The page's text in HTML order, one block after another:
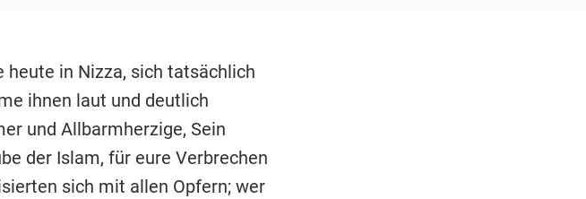
heute in Nizza, sich tatsächlich
ihnen laut und deutlich
und Allbarmherzige, Sein
der Islam, für eure Verbrechen
sich mit allen Opfern; wer